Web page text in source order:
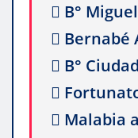
 B°
 Bernabé
 B°

 Malabia